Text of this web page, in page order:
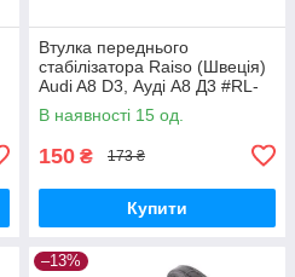
Втулка переднього
стабілізатора Raiso (Швеція)
Audi A8 D3, Ауді А8 Д3 #RL-
3D0317C UAPZJJK17
В наявності 15 од.
150 ₴ 173 ₴
Купити
–13%